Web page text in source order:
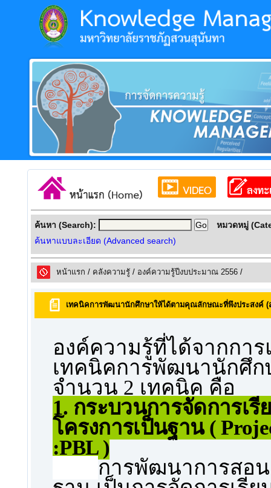
ค้นหา (Search):
ค้นหาแบบละเอียด (Advanced search)
หมวดหมู่
หน้าแรก / คลังความรูั / องค์ความรู้ปีงบประมาณ 2556 /
เทคนิคการพัฒนานักศึกษาให้ได้ตามคุณลักษณะที่พึงประสงค์
องค์ความรู้ที่ได้จากกา
เทคนิคการพัฒนานักศึก
จำนวน 2 เทคนิค คือ
1. กระบวนการจัดการเ
โครงการเป็นฐาน (
:PBL )
การพัฒนาการสอ